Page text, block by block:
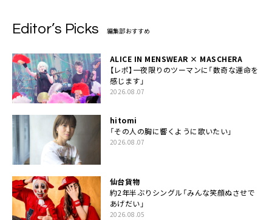
Editor’s Picks 編集部おすすめ
ALICE IN MENSWEAR × MASCHERA
【レポ】一夜限りのツーマンに「数奇な運命を
感じます」
2026.08.07
hitomi
「その人の胸に響くように歌いたい」
2026.08.07
仙台貨物
約2年半ぶりシングル「みんな笑顔ぬさせで
あげだい」
2026.08.05